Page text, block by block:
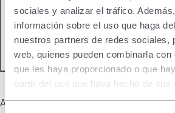
sociales y analizar el tráfico.
información sobre el uso que haga
nuestros partners de redes sociales,
web, quienes pueden combinarla con
que les haya proporcionado o que
partir del uso que haya hecho de sus
Adicionalmente, LABORATORIOS VIÑAS